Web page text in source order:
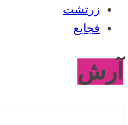
زرتشت
فجایع
آرش